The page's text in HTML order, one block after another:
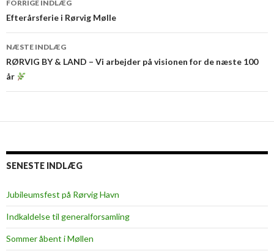
FORRIGE INDLÆG
Efterårsferie i Rørvig Mølle
NÆSTE INDLÆG
RØRVIG BY & LAND – Vi arbejder på visionen for de næste 100
år
SENESTE INDLÆG
Jubileumsfest på Rørvig Havn
Indkaldelse til generalforsamling
Sommer åbent i Møllen